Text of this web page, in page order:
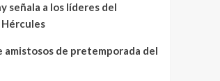
señala a los líderes del
amistosos de pretemporada del